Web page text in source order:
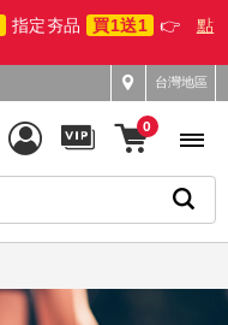
指定夯品 買1送1 👉
點
台灣地區
0